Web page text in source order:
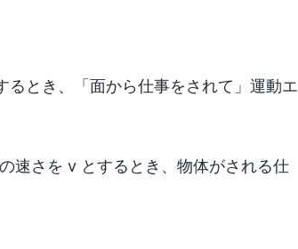
とき、「面から仕事をされて」運動エ
速さを v とするとき、物体がされる仕